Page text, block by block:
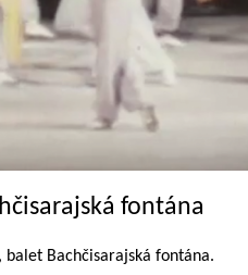
fontána
balet Bachčisarajská fontána.